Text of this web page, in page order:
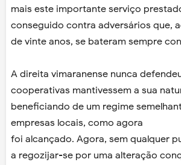
mais este importante serviço
conseguido contra adversários que,
de vinte anos, se bateram sempre
A direita vimaranense nunca
cooperativas mantivessem a sua
beneficiando de um regime
empresas locais, como agora
foi alcançado. Agora, sem qualquer
a regozijar-se por uma alteração